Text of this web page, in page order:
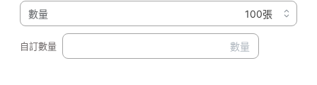
數量
自訂數量